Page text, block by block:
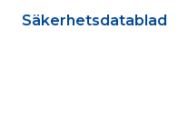
Säkerhetsdatablad